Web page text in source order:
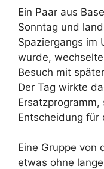
Ein Paar aus
Sonntag und
Spaziergangs im
wurde,
Besuch mit
Der Tag wirkte
Entscheidung für
Eine Gruppe von
etwas ohne